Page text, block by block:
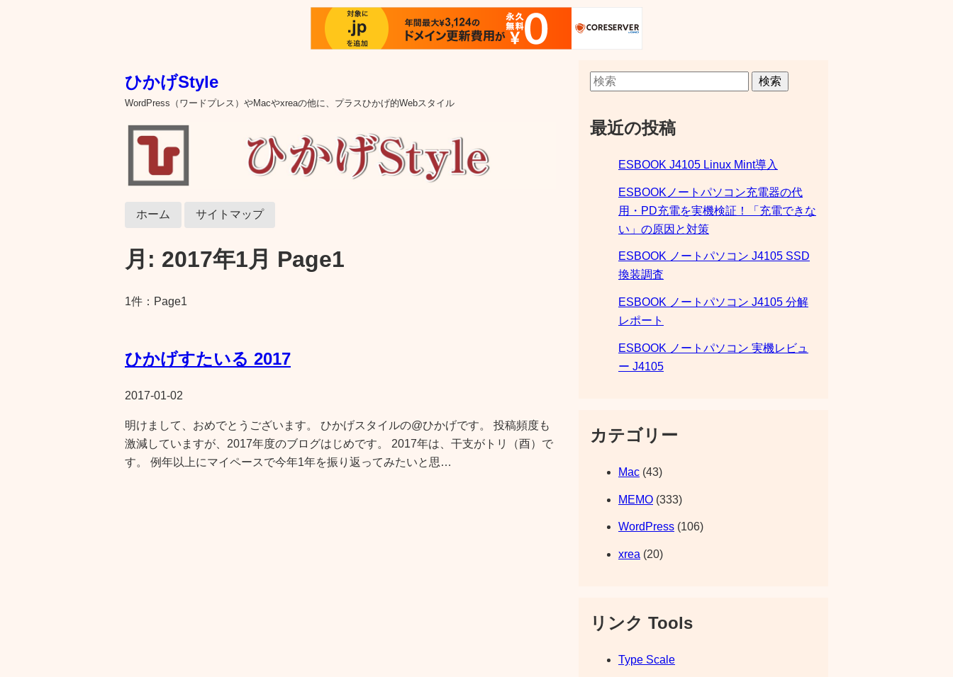
ひかげStyle
WordPress（ワードプレス）やMacやxreaの他に、プラスひかげ的Webスタイル
ホーム サイトマップ
月: 2017年1月 Page1
1件：Page1
ひかげすたいる 2017
2017-01-02
明けまして、おめでとうございます。 ひかげスタイルの@ひかげです。 投稿頻度も
激減していますが、2017年度のブログはじめです。 2017年は、干支がトリ（酉）で
す。 例年以上にマイペースで今年1年を振り返ってみたいと思…
検索
最近の投稿
ESBOOK J4105 Linux Mint導入
ESBOOKノートパソコン充電器の代
用・PD充電を実機検証！「充電できな
い」の原因と対策
ESBOOK ノートパソコン J4105 SSD
換装調査
ESBOOK ノートパソコン J4105 分解
レポート
ESBOOK ノートパソコン 実機レビュ
ー J4105
カテゴリー
Mac (43)
MEMO (333)
WordPress (106)
xrea (20)
リンク Tools
Type Scale